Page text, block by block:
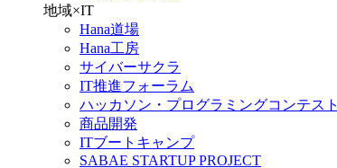
地域×IT
Hana道場
Hana工房
サイバーサクラ
IT推進フォーラム
ハッカソン・プログラミングコンテスト
商品開発
ITブートキャンプ
SABAE STARTUP PROJECT